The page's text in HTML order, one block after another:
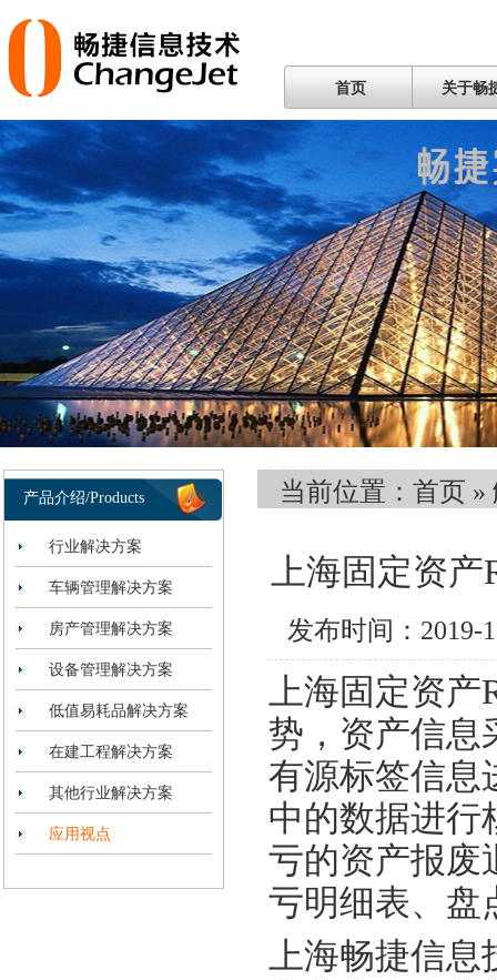
首页 关于畅
产品介绍/Products
行业解决方案
车辆管理解决方案
房产管理解决方案
设备管理解决方案
低值易耗品解决方案
在建工程解决方案
其他行业解决方案
应用视点
当前位置： 首页 »
上海固定资产
发布时间：2019-
上海固定资产
势，资产信息
有源标签信息
中的数据进行
亏的资产报废
亏明细表、盘
上海畅捷信息